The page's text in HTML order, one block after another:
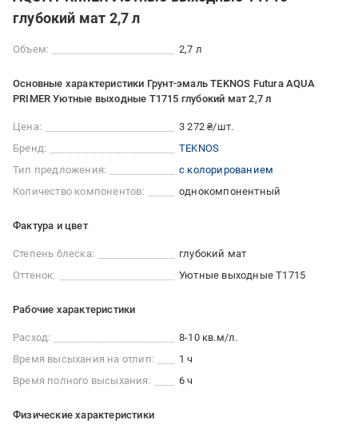
глубокий мат 2,7 л
Объем: 2,7 л
Основные характеристики Грунт-эмаль TEKNOS Futura AQUA
PRIMER Уютные выходные T1715 глубокий мат 2,7 л
Цена:
3 272 ₴/шт.
Бренд:
TEKNOS
Тип предложения:
с колорированием
Количество компонентов:
однокомпонентный
Фактура и цвет
Степень блеска:
глубокий мат
Оттенок:
Уютные выходные T1715
Рабочие характеристики
Расход:
8-10 кв.м/л.
Время высыхания на отлип:
1 ч
Время полного высыхания:
6 ч
Физические характеристики